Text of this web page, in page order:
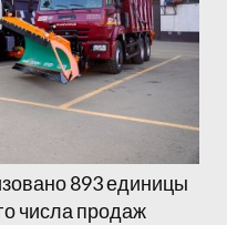
893 единицы
числа продаж